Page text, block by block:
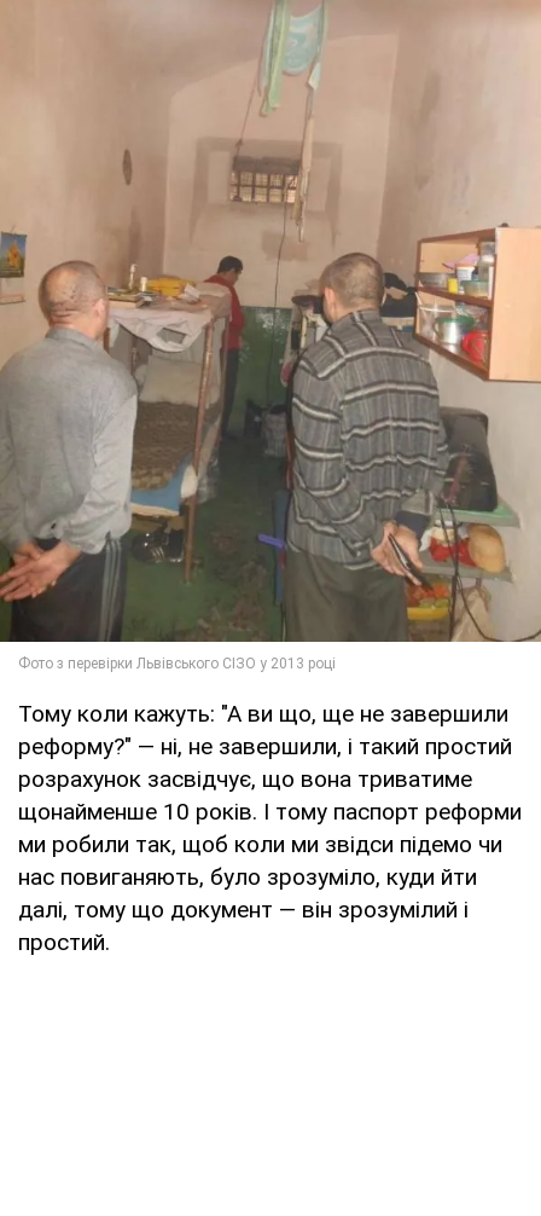
Тому коли кажуть: "А ви що, ще не завершили
реформу?" — ні, не завершили, і такий простий
розрахунок засвідчує, що вона триватиме
щонайменше 10 років. І тому паспорт реформи
ми робили так, щоб коли ми звідси підемо чи
нас повиганяють, було зрозуміло, куди йти
далі, тому що документ — він зрозумілий і
простий.